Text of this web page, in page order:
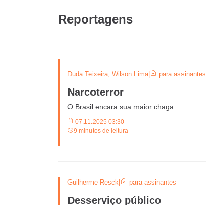
Reportagens
Duda Teixeira, Wilson Lima| para assinantes
Narcoterror
O Brasil encara sua maior chaga
07.11.2025 03:30
9 minutos de leitura
Guilherme Resck para assinantes
Desserviço público